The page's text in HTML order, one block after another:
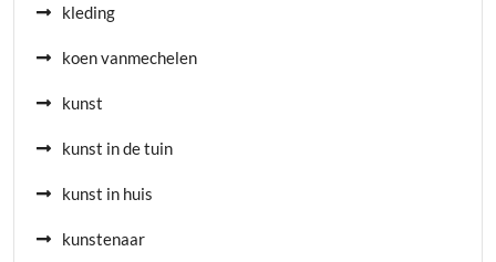
kleding
koen vanmechelen
kunst
kunst in de tuin
kunst in huis
kunstenaar